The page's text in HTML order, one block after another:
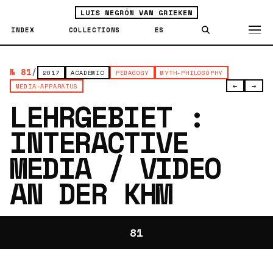
LUIS NEGRÓN VAN GRIEKEN
INDEX COLLECTIONS ES
№ 81/ 2017 ACADEMIC PEDAGOGY
MYTH-PHILOSOPHY
MEDIA-APPARATUS
← →
LEHRGEBIET :
INTERACTIVE
MEDIA / VIDEO
AN DER KHM
81